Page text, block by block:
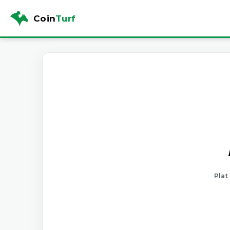
CoinTurf
Plat